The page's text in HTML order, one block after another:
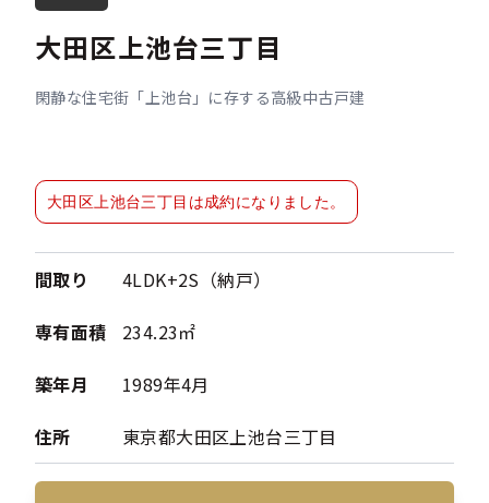
大田区上池台三丁目
閑静な住宅街「上池台」に存する高級中古戸建
大田区上池台三丁目は成約になりました。
間取り
4LDK+2S（納戸）
専有面積
234.23㎡
築年月
1989年4月
住所
東京都大田区上池台三丁目